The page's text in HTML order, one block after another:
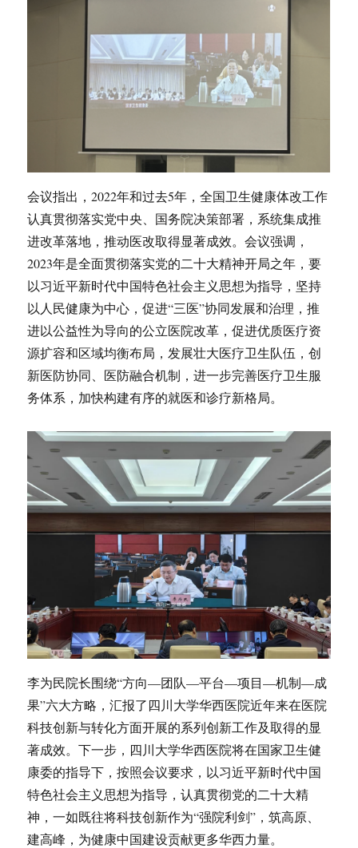
会议指出，2022年和过去5年，全国卫生健康体改工作
认真贯彻落实党中央、国务院决策部署，系统集成推
进改革落地，推动医改取得显著成效。会议强调，
2023年是全面贯彻落实党的二十大精神开局之年，要
以习近平新时代中国特色社会主义思想为指导，坚持
以人民健康为中心，促进“三医”协同发展和治理，推
进以公益性为导向的公立医院改革，促进优质医疗资
源扩容和区域均衡布局，发展壮大医疗卫生队伍，创
新医防协同、医防融合机制，进一步完善医疗卫生服
务体系，加快构建有序的就医和诊疗新格局。
李为民院长围绕“方向—团队—平台—项目—机制—成
果”六大方略，汇报了四川大学华西医院近年来在医院
科技创新与转化方面开展的系列创新工作及取得的显
著成效。下一步，四川大学华西医院将在国家卫生健
康委的指导下，按照会议要求，以习近平新时代中国
特色社会主义思想为指导，认真贯彻党的二十大精
神，一如既往将科技创新作为“强院利剑”，筑高原、
建高峰，为健康中国建设贡献更多华西力量。